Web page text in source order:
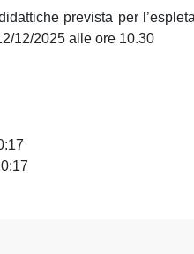
prevista per
12/2025 alle ore 10.30